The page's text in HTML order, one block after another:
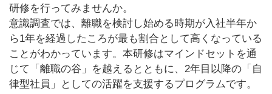
研修を行ってみませんか。
意識調査では、離職を検討し始める時期が入社半年か
ら1年を経過したころが最も割合として高くなっている
ことがわかっています。本研修はマインドセットを通
じて「離職の谷」を越えるとともに、2年目以降の「自
律型社員」としての活躍を支援するプログラムです。